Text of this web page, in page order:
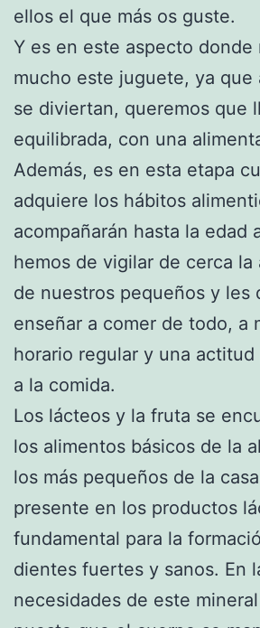
ellos el que más os guste.
Y es en este aspecto donde
mucho este juguete, ya que
se diviertan, queremos que
equilibrada, con una
Además, es en esta etapa
adquiere los hábitos
acompañarán hasta la edad
hemos de vigilar de cerca la
de nuestros pequeños y les
enseñar a comer de todo, a
horario regular y una
a la comida.
Los lácteos y la fruta se
los alimentos básicos de la
los más pequeños de la
presente en los productos
fundamental para la
dientes fuertes y sanos. En
necesidades de este